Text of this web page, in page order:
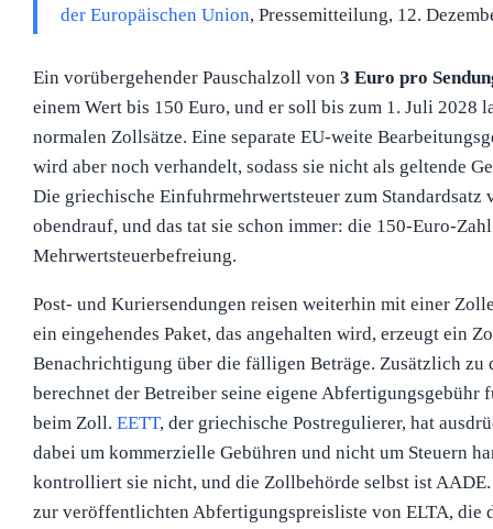
der Europäischen Union, Pressemitteilung, 12.
Ein vorübergehender Pauschalzoll von 3 Euro pro
einem Wert bis 150 Euro, und er soll bis zum 1. Juli 2028
normalen Zollsätze. Eine separate EU-weite
wird aber noch verhandelt, sodass sie nicht als geltende
Die griechische Einfuhrmehrwertsteuer zum Standardsatz
obendrauf, und das tat sie schon immer: die 150-Euro-
Mehrwertsteuerbefreiung.
Post- und Kuriersendungen reisen weiterhin mit einer
ein eingehendes Paket, das angehalten wird, erzeugt ein
Benachrichtigung über die fälligen Beträge. Zusätzlich zu
berechnet der Betreiber seine eigene Abfertigungsgebühr
beim Zoll. EETT, der griechische Postregulierer, hat
dabei um kommerzielle Gebühren und nicht um Steuern
kontrolliert sie nicht, und die Zollbehörde selbst ist
zur veröffentlichten Abfertigungspreisliste von ELTA, die